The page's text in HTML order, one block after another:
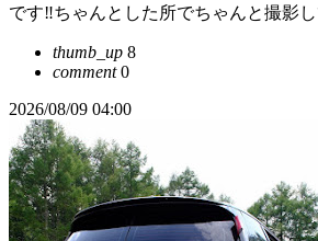
です‼︎ちゃんとした所でちゃんと撮影
thumb_up 8
comment0
2026/08/09 04:00